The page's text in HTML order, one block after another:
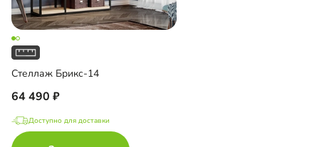
Стеллаж Брикс-14
64 490
Доступно для доставки